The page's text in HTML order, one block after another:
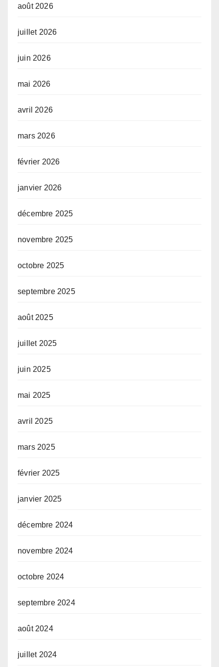
août 2026
juillet 2026
juin 2026
mai 2026
avril 2026
mars 2026
février 2026
janvier 2026
décembre 2025
novembre 2025
octobre 2025
septembre 2025
août 2025
juillet 2025
juin 2025
mai 2025
avril 2025
mars 2025
février 2025
janvier 2025
décembre 2024
novembre 2024
octobre 2024
septembre 2024
août 2024
juillet 2024